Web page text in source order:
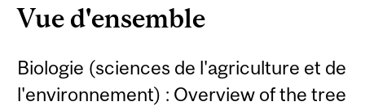
Vue d'ensemble
Biologie (sciences de l'agriculture et de
l'environnement) : Overview of the tree